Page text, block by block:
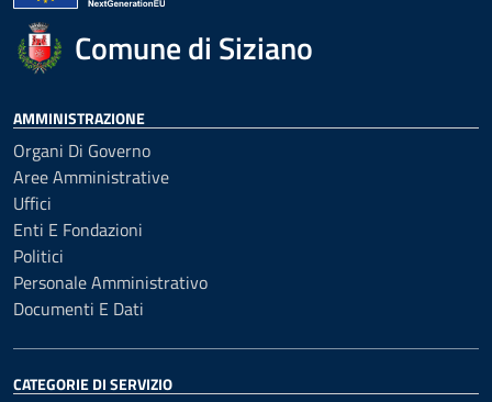
Comune di Siziano
AMMINISTRAZIONE
Organi Di Governo
Aree Amministrative
Uffici
Enti E Fondazioni
Politici
Personale Amministrativo
Documenti E Dati
CATEGORIE DI SERVIZIO